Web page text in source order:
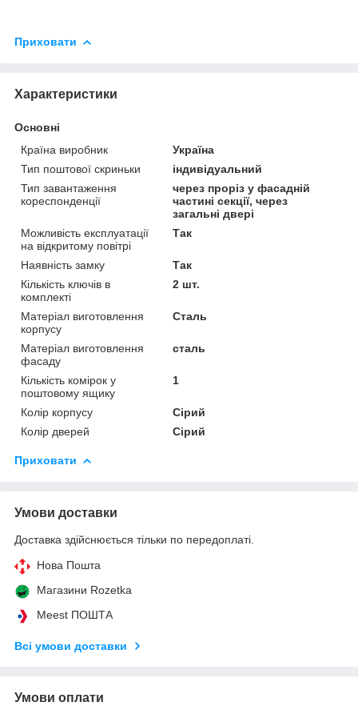
Приховати
Характеристики
Основні
Країна виробник
Україна
Тип поштової скриньки
індивідуальний
Тип завантаження
кореспонденції
через проріз у фасадній
частині секції, через
загальні двері
Можливість експлуатації
на відкритому повітрі
Так
Наявність замку
Так
Кількість ключів в
комплекті
2 шт.
Матеріал виготовлення
корпусу
Сталь
Матеріал виготовлення
фасаду
сталь
Кількість комірок у
поштовому ящику
1
Колір корпусу
Сірий
Колір дверей
Сірий
Приховати
Умови доставки
Доставка здійснюється тільки по передоплаті.
Нова Пошта
Магазини Rozetka
Meest ПОШТА
Всі умови доставки
Умови оплати